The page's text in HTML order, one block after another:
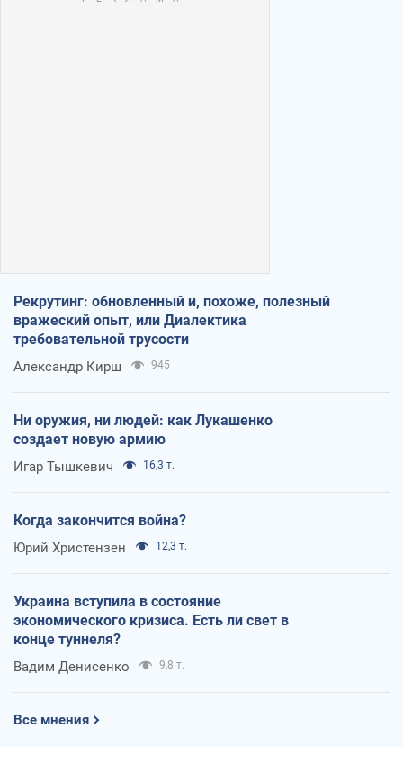
Рекрутинг: обновленный и, похоже, полезный
вражеский опыт, или Диалектика
требовательной трусости
Александр Кирш 945
Ни оружия, ни людей: как Лукашенко
создает новую армию
Игар Тышкевич 16,3 т.
Когда закончится война?
Юрий Христензен 12,3 т.
Украина вступила в состояние
экономического кризиса. Есть ли свет в
конце туннеля?
Вадим Денисенко 9,8 т.
Все мнения